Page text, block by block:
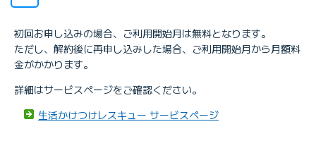
初回お申し込みの場合、ご利用開始月は無料となります。
ただし、解約後に再申し込みした場合、ご利用開始月から月額料
金がかかります。
詳細はサービスページをご確認ください。
生活かけつけレスキュー サービスページ